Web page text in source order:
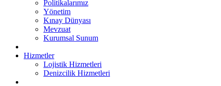
Politikalarımız
Yönetim
Kınay Dünyası
Mevzuat
Kurumsal Sunum
Hizmetler
Lojistik Hizmetleri
Denizcilik Hizmetleri